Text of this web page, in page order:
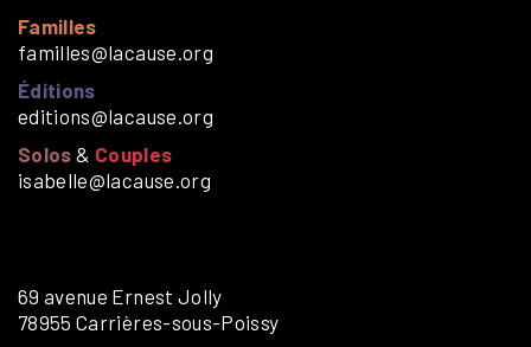
Familles
familles@lacause.org
Éditions
editions@lacause.org
Solos & Couples
isabelle@lacause.org
69 avenue Ernest Jolly
78955 Carrières-sous-Poissy